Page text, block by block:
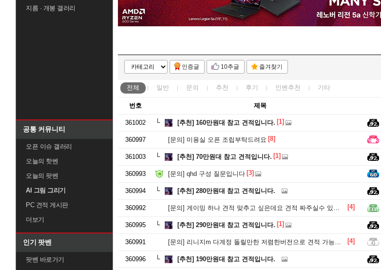
지름 · 개봉 갤러리
공통 커뮤니티
오픈 이슈 갤러리
오늘의 핫벤
오늘의 팟벤
AI 그림 그리기
PC 견적 게시판
더보기
인기 팟벤
팟벤 바로가기
인증글 10추글 즐겨찾기
전체 일반 문의 추천 후기 인벤추천 기타
번호 제목
361002 [추천] 160만원대 참고 견적입니다. [1]
360997 [문의] 미용실 오픈 조립부탁드려요 [8]
361003 [추천] 70만원대 참고 견적입니다. [1]
360993 [문의] qhd 구성 질문입니다 [3]
360994 [추천] 280만원대 참고 견적입니다.
360992 [문의] 게이밍 하나 견적 맞추고 싶은데요 견적 짜주실수 있나요? [4]
360995 [추천] 290만원대 참고 견적입니다. [1]
360991 [문의] 리니지m 다계정 돌릴만한 저렴한버전으로 견적 가능할까요? [4]
360996 [추천] 190만원대 참고 견적입니다.